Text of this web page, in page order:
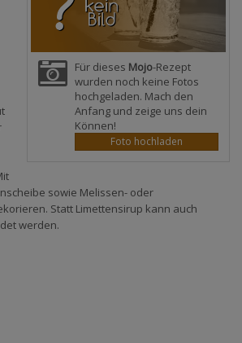
Für dieses Mojo-Rezept
wurden noch keine Fotos
hochgeladen. Mach den
Anfang und zeige uns dein
Können!
Foto hochladen
sowie Melissen- oder
Statt Limettensirup kann auch
werden.